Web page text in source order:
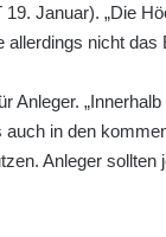
Januar). „Die
nicht das
in den
Anleger